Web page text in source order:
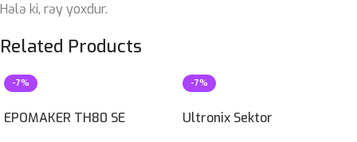
Hələ ki, rəy yoxdur.
Related Products
-7%
EPOMAKER TH80 SE
-7%
Ultronix Sektor